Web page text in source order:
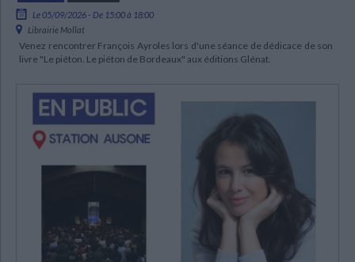
Le 05/09/2026 - De 15:00 à 18:00
Librairie Mollat
Venez rencontrer François Ayroles lors d'une séance de dédicace de son
livre "Le piéton. Le piéton de Bordeaux" aux éditions Glénat.